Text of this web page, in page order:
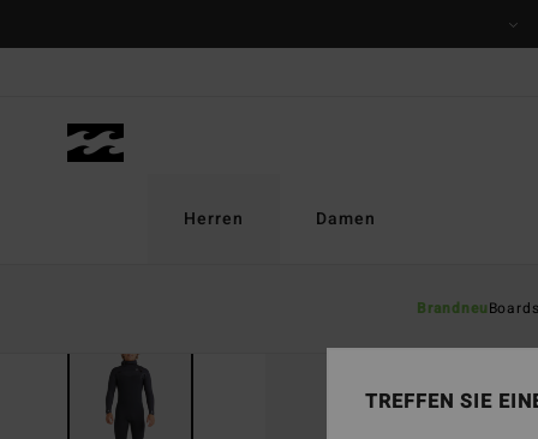
Herren
Brandneu
Damen
TREFFEN SIE